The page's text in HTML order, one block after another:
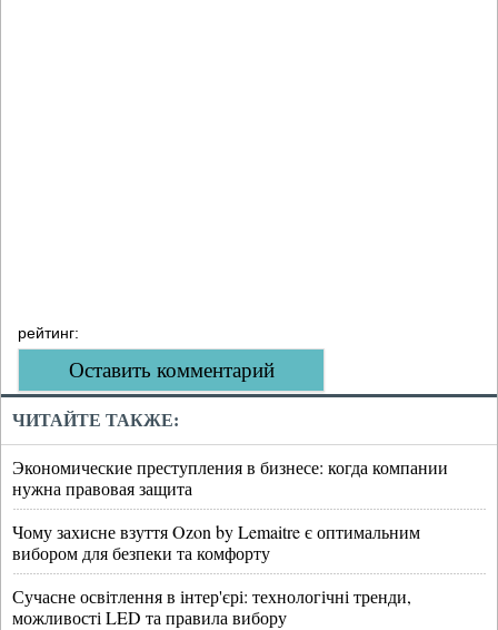
рейтинг:
Оставить комментарий
ЧИТАЙТЕ ТАКЖЕ:
Экономические преступления в бизнесе: когда компании
нужна правовая защита
Чому захисне взуття Ozon by Lemaitre є оптимальним
вибором для безпеки та комфорту
Сучасне освітлення в інтер'єрі: технологічні тренди,
можливості LED та правила вибору